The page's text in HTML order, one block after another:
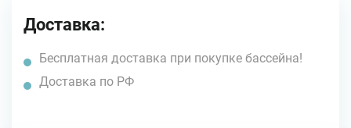
Доставка:
Бесплатная доставка при покупке бассейна!
Доставка по РФ